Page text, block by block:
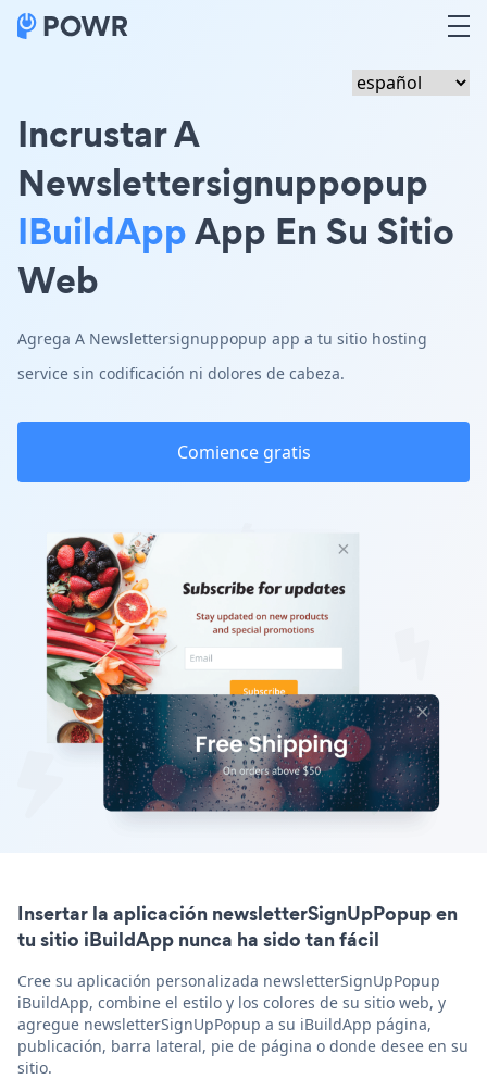
Incrustar A
Newslettersignuppopup
IBuildAppApp En Su Sitio
Web
Agrega A Newslettersignuppopup app a tu sitio hosting
service sin codificación ni dolores de cabeza.
Comience gratis
Insertar la aplicación newsletterSignUpPopup en
tu sitio iBuildApp nunca ha sido tan fácil
Cree su aplicación personalizada newsletterSignUpPopup
iBuildApp, combine el estilo y los colores de su sitio web, y
agregue newsletterSignUpPopup a su iBuildApp página,
publicación, barra lateral, pie de página o donde desee en su
sitio.